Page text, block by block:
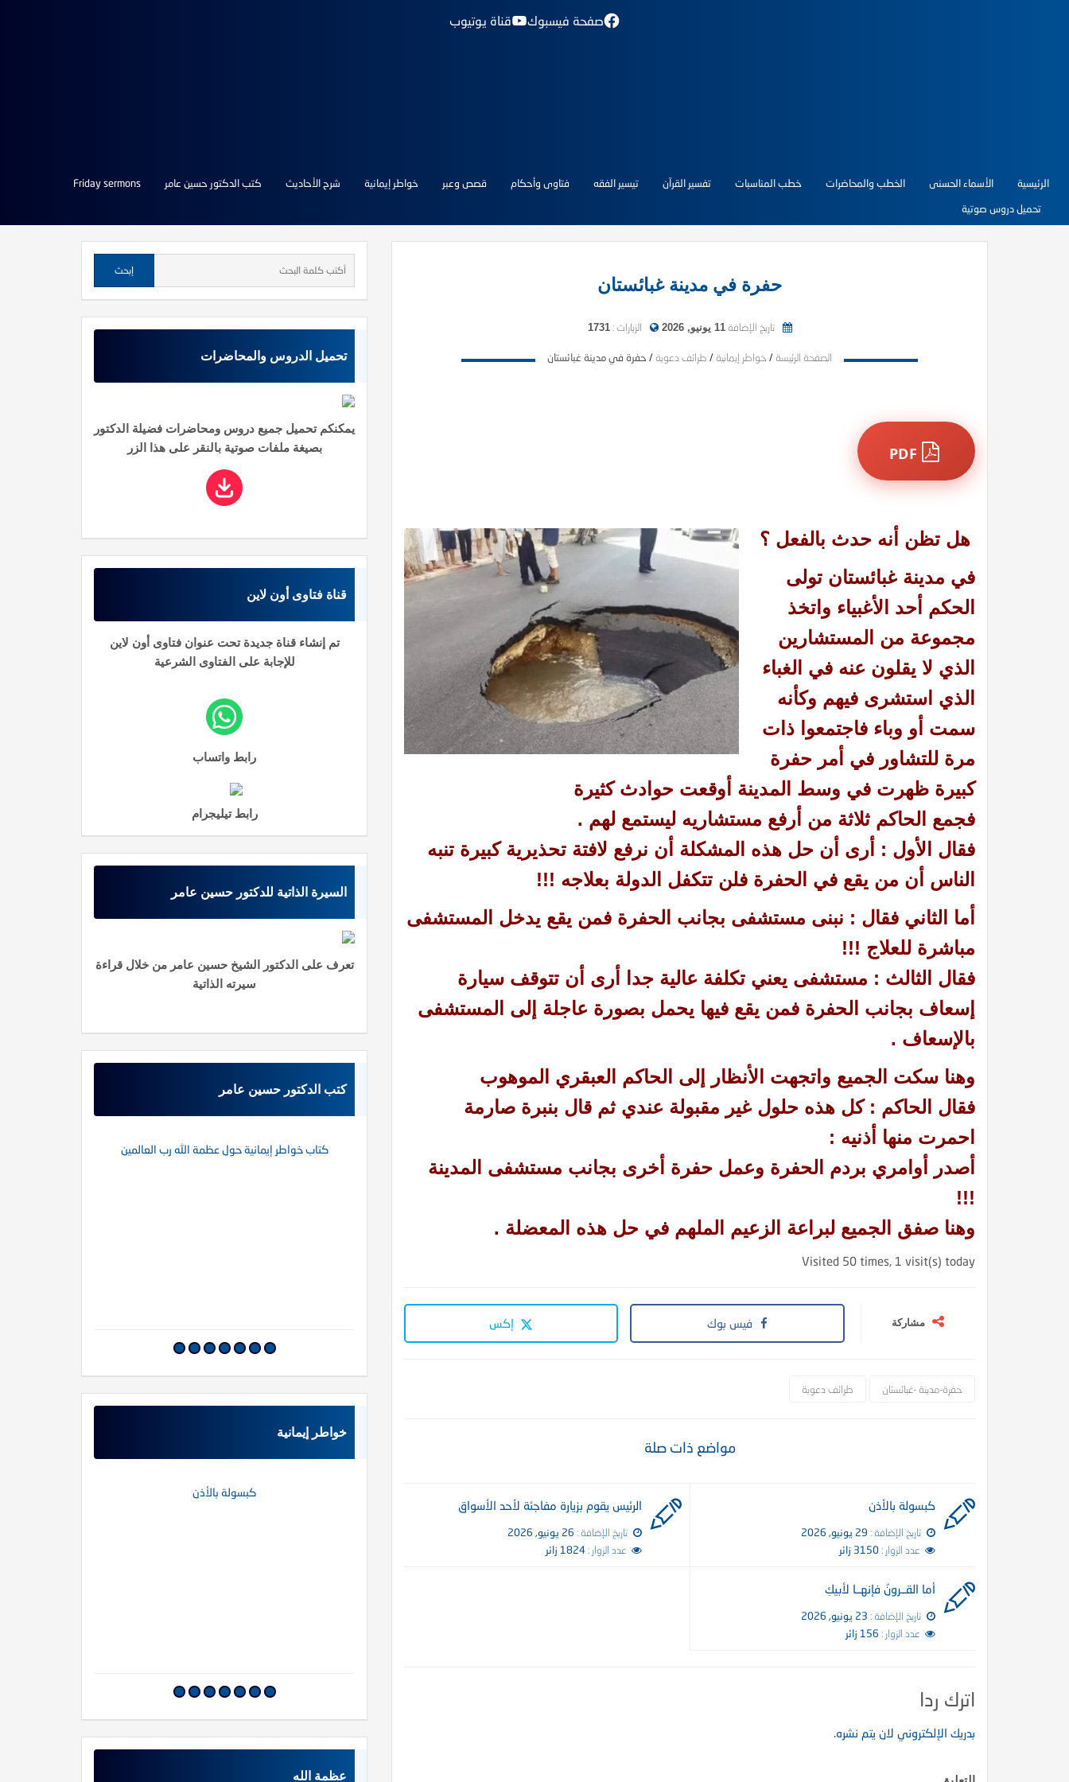
صفحة فيسبوك قناة يوتيوب
الرئيسية الأسماء الحسنى الخطب والمحاضرات خطب المناسبات تفسير القرآن تيسير الفقه فتاوى وأحكام قصص وعبر خواطر إيمانية شرح الأحاديث كتب الدكتور حسين عامر
Friday sermons
تحميل دروس صوتية
حفرة في مدينة غبائستان
تاريخ الإضافة11 يونيو, 2026 الزيارات :1731
الصفحة الرئيسة / خواطر إيمانية / طرائف دعوية / حفرة في مدينة غبائستان
هل تظن أنه حدث بالفعل ؟
في مدينة غبائستان تولى
الحكم أحد الأغبياء واتخذ
مجموعة من المستشارين
الذي لا يقلون عنه في الغباء
الذي استشرى فيهم وكأنه
سمت أو وباء فاجتمعوا ذات
مرة للتشاور في أمر حفرة
كبيرة ظهرت في وسط المدينة أوقعت حوادث كثيرة
فجمع الحاكم ثلاثة من أرفع مستشاريه ليستمع لهم .
فقال الأول : أرى أن حل هذه المشكلة أن نرفع لافتة تحذيرية كبيرة تنبه
الناس أن من يقع في الحفرة فلن تتكفل الدولة بعلاجه !!!
أما الثاني فقال : نبنى مستشفى بجانب الحفرة فمن يقع يدخل المستشفى
مباشرة للعلاج !!!
فقال الثالث : مستشفى يعني تكلفة عالية جدا أرى أن تتوقف سيارة
إسعاف بجانب الحفرة فمن يقع فيها يحمل بصورة عاجلة إلى المستشفى
بالإسعاف .
وهنا سكت الجميع واتجهت الأنظار إلى الحاكم العبقري الموهوب
فقال الحاكم : كل هذه حلول غير مقبولة عندي ثم قال بنبرة صارمة
احمرت منها أذنيه :
أصدر أوامري بردم الحفرة وعمل حفرة أخرى بجانب مستشفى المدينة
!!!
وهنا صفق الجميع لبراعة الزعيم الملهم في حل هذه المعضلة .
Visited 50 times, 1 visit(s) today
مشاركة فيس بوك إكس
حفرة-مدينة -غبائستان طرائف دعوية
مواضع ذات صلة
كبسولة بالأذن
تاريخ الإضافة : 29 يونيو, 2026
عدد الزوار :3150 زائر
الرئيس يقوم بزيارة مفاجئة لأحد الأسواق
تاريخ الإضافة : 26 يونيو, 2026
عدد الزوار :1824 زائر
أما القــرونُ فإنهــا لأبيكِ
تاريخ الإضافة : 23 يونيو, 2026
عدد الزوار : 156 زائر
اترك ردا
بدريك الإلكتروني لان يتم نشره.
تحميل الدروس والمحاضرات
يمكنكم تحميل جميع دروس ومحاضرات فضيلة الدكتور
بصيغة ملفات صوتية بالنقر على هذا الزر
قناة فتاوى أون لاين
تم إنشاء قناة جديدة تحت عنوان فتاوى أون لاين
للإجابة على الفتاوى الشرعية
رابط واتساب
رابط تيليجرام
السيرة الذاتية للدكتور حسين عامر
تعرف على الدكتور الشيخ حسين عامر من خلال قراءة
سيرته الذاتية
كتب الدكتور حسين عامر
كتاب الأنفاس الزكية في شرح الأربعين النووية كتاب خواطر إيمانية حول عظمة الله رب العالمين
خواطر إيمانية
كبسولة بالأذن
عظمة الله